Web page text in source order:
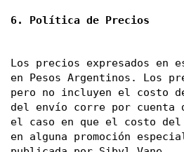
6. Política de Precios
Los precios expresados en
en Pesos Argentinos. Los
pero no incluyen el costo
del envío corre por
el caso en que el costo del
en alguna promoción